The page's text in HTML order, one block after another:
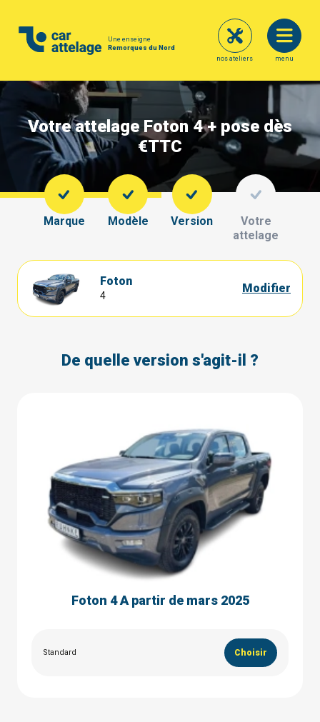
Une enseigne
Remorques du Nord
menu
nos ateliers
Votre attelage Foton 4 + pose dès
€TTC
Marque Modèle Version
Votre
attelage
Foton
4
Modifier
De quelle version s'agit-il ?
Foton 4 A partir de mars 2025
Standard Choisir